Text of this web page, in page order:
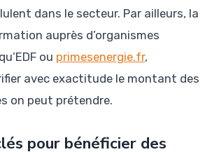
dans le secteur. Par ailleurs, la
auprès d’organismes
ou primesenergie.fr,
avec exactitude le montant des
on peut prétendre.
pour bénéficier des